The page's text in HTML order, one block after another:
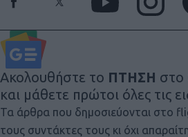
Ακολουθήστε το ΠΤΗΣΗ στο
και μάθετε πρώτοι όλες τις
Τα άρθρα που δημοσιεύονται στο
τους συντάκτες τους κι όχι